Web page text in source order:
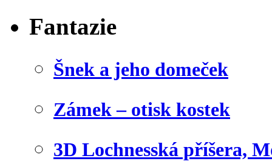
Fantazie
Šnek a jeho domeček
Zámek – otisk kostek
3D Lochnesská příšera,